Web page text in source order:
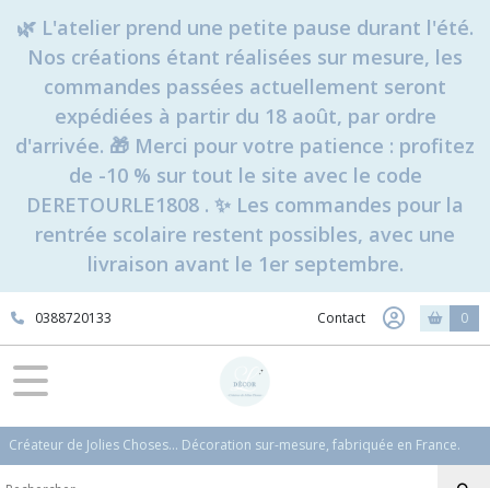
🌿 L'atelier prend une petite pause durant l'été.
Nos créations étant réalisées sur mesure, les
commandes passées actuellement seront
expédiées à partir du 18 août, par ordre
d'arrivée. 🎁 Merci pour votre patience : profitez
de -10 % sur tout le site avec le code
DERETOURLE1808 . ✨ Les commandes pour la
rentrée scolaire restent possibles, avec une
livraison avant le 1er septembre.
0388720133 Contact 0
Créateur de Jolies Choses... Décoration sur-mesure, fabriquée en France.